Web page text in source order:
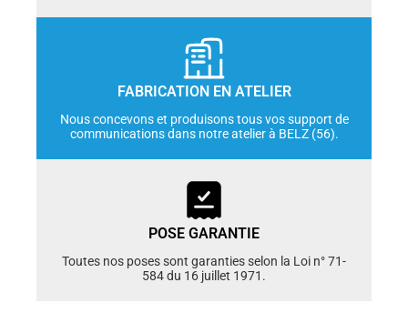
FABRICATION EN ATELIER
Nous concevons et produisons tous vos support de
communications dans notre atelier à BELZ (56).
POSE GARANTIE
Toutes nos poses sont garanties selon la Loi n° 71-
584 du 16 juillet 1971.